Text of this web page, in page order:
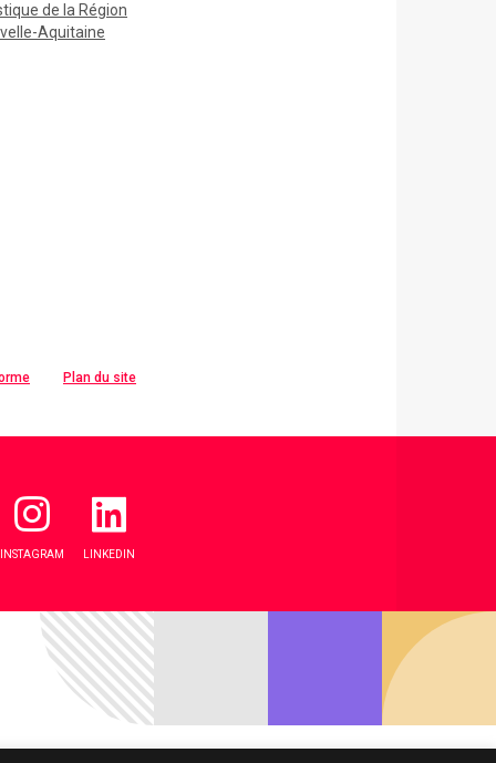
de la Région
Aquitaine
Plan du site
INSTAGRAM LINKEDIN